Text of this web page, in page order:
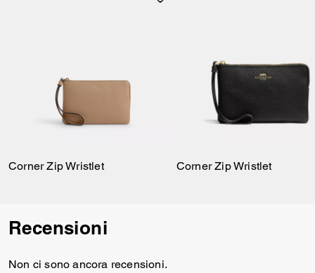
Corner Zip Wristlet Corner Zip Wristlet
Recensioni
Non ci sono ancora recensioni.